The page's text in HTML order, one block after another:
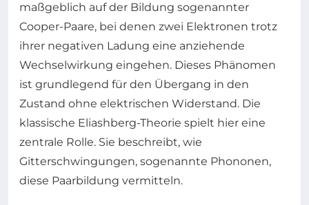
maßgeblich auf der Bildung sogenannter
Cooper-Paare, bei denen zwei Elektronen trotz
ihrer negativen Ladung eine anziehende
Wechselwirkung eingehen. Dieses Phänomen
ist grundlegend für den Übergang in den
Zustand ohne elektrischen Widerstand. Die
klassische Eliashberg-Theorie spielt hier eine
zentrale Rolle. Sie beschreibt, wie
Gitterschwingungen, sogenannte Phononen,
diese Paarbildung vermitteln.